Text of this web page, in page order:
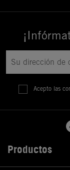
Acepto las
Productos